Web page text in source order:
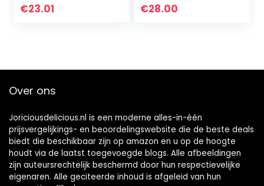
€23.01
verpakking van 24
€28.00
Over ons
Joriciousdelicious.nl is een moderne alles-in-één
prijsvergelijkings- en beoordelingswebsite die de beste deals
biedt die beschikbaar zijn op amazon en u op de hoogte
houdt via de laatst toegevoegde blogs. Alle afbeeldingen
zijn auteursrechtelijk beschermd door hun respectievelijke
eigenaren. Alle geciteerde inhoud is afgeleid van hun